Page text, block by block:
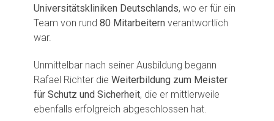
Universitätskliniken Deutschlands, wo er für ein
Team von rund 80 Mitarbeitern verantwortlich
war.
Unmittelbar nach seiner Ausbildung begann
Rafael Richter die Weiterbildung zum Meister
für Schutz und Sicherheit, die er mittlerweile
ebenfalls erfolgreich abgeschlossen hat.